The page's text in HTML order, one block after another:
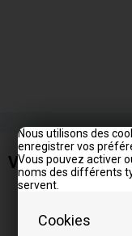
Cookies
Nous utilisons des
enregistrer vos
Vous pouvez activer
noms des différents
servent.
Ventilateur /